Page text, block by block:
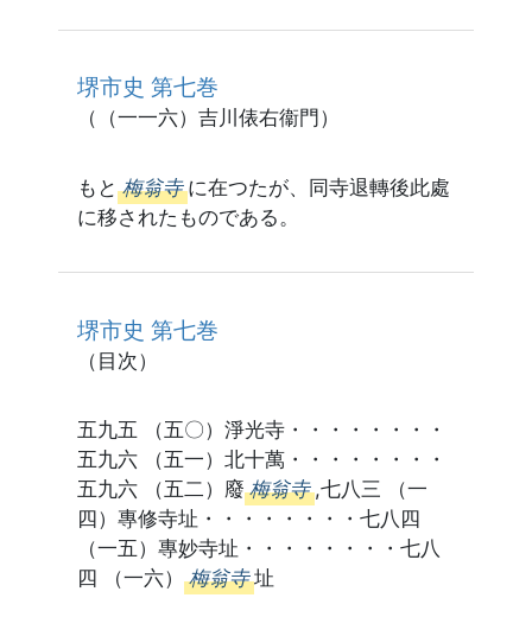
堺市史 第七巻
（（一一六）吉川俵右衞門）
もと 梅翁寺 に在つたが、同寺退轉後此處
に移されたものである。
堺市史 第七巻
（目次）
五九五 （五〇）淨光寺・・・・・・・・
五九六 （五一）北十萬・・・・・・・・
五九六 （五二）廢 梅翁寺 ,七八三 （一
四）專修寺址・・・・・・・・七八四
（一五）專妙寺址・・・・・・・・七八
四 （一六） 梅翁寺 址